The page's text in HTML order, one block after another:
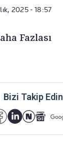
2025 - 18:57
Fazlası
Bizi Takip Edin